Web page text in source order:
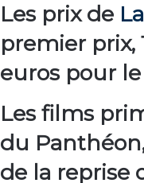
Les prix de
premier prix,
euros pour
Les films
du Panthéon
de la reprise